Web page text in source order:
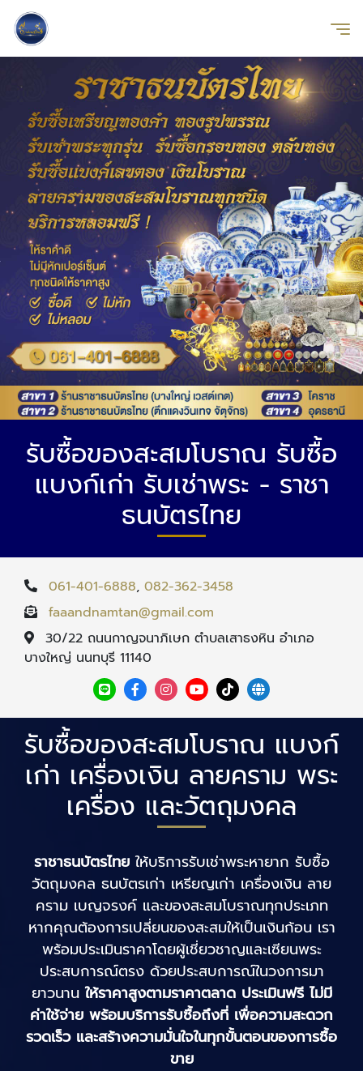
รับซื้อของสะสมโบราณ รับซื้อ
แบงก์เก่า รับเช่าพระ - ราชา
ธนบัตรไทย
061-401-6888, 082-362-3458
faaandnamtan@gmail.com
30/22 ถนนกาญจนาภิเษก ตำบลเสาธงหิน อำเภอ
บางใหญ่ นนทบุรี 11140
รับซื้อของสะสมโบราณ แบงก์
เก่า เครื่องเงิน ลายคราม พระ
เครื่อง และวัตถุมงคล
ราชาธนบัตรไทยให้บริการรับเช่าพระหายาก รับซื้อ
วัตถุมงคล ธนบัตรเก่า เหรียญเก่า เครื่องเงิน ลาย
คราม เบญจรงค์ และของสะสมโบราณทุกประเภท
หากคุณต้องการเปลี่ยนของสะสมให้เป็นเงินก้อน เรา
พร้อมประเมินราคาโดยผู้เชี่ยวชาญและเซียนพระ
ประสบการณ์ตรง ด้วยประสบการณ์ในวงการมา
ยาวนาน ให้ราคาสูงตามราคาตลาด ประเมินฟรี ไม่มี
ค่าใช้จ่าย พร้อมบริการรับซื้อถึงที่ เพื่อความสะดวก
รวดเร็ว และสร้างความมั่นใจในทุกขั้นตอนของการซื้อ
ขาย